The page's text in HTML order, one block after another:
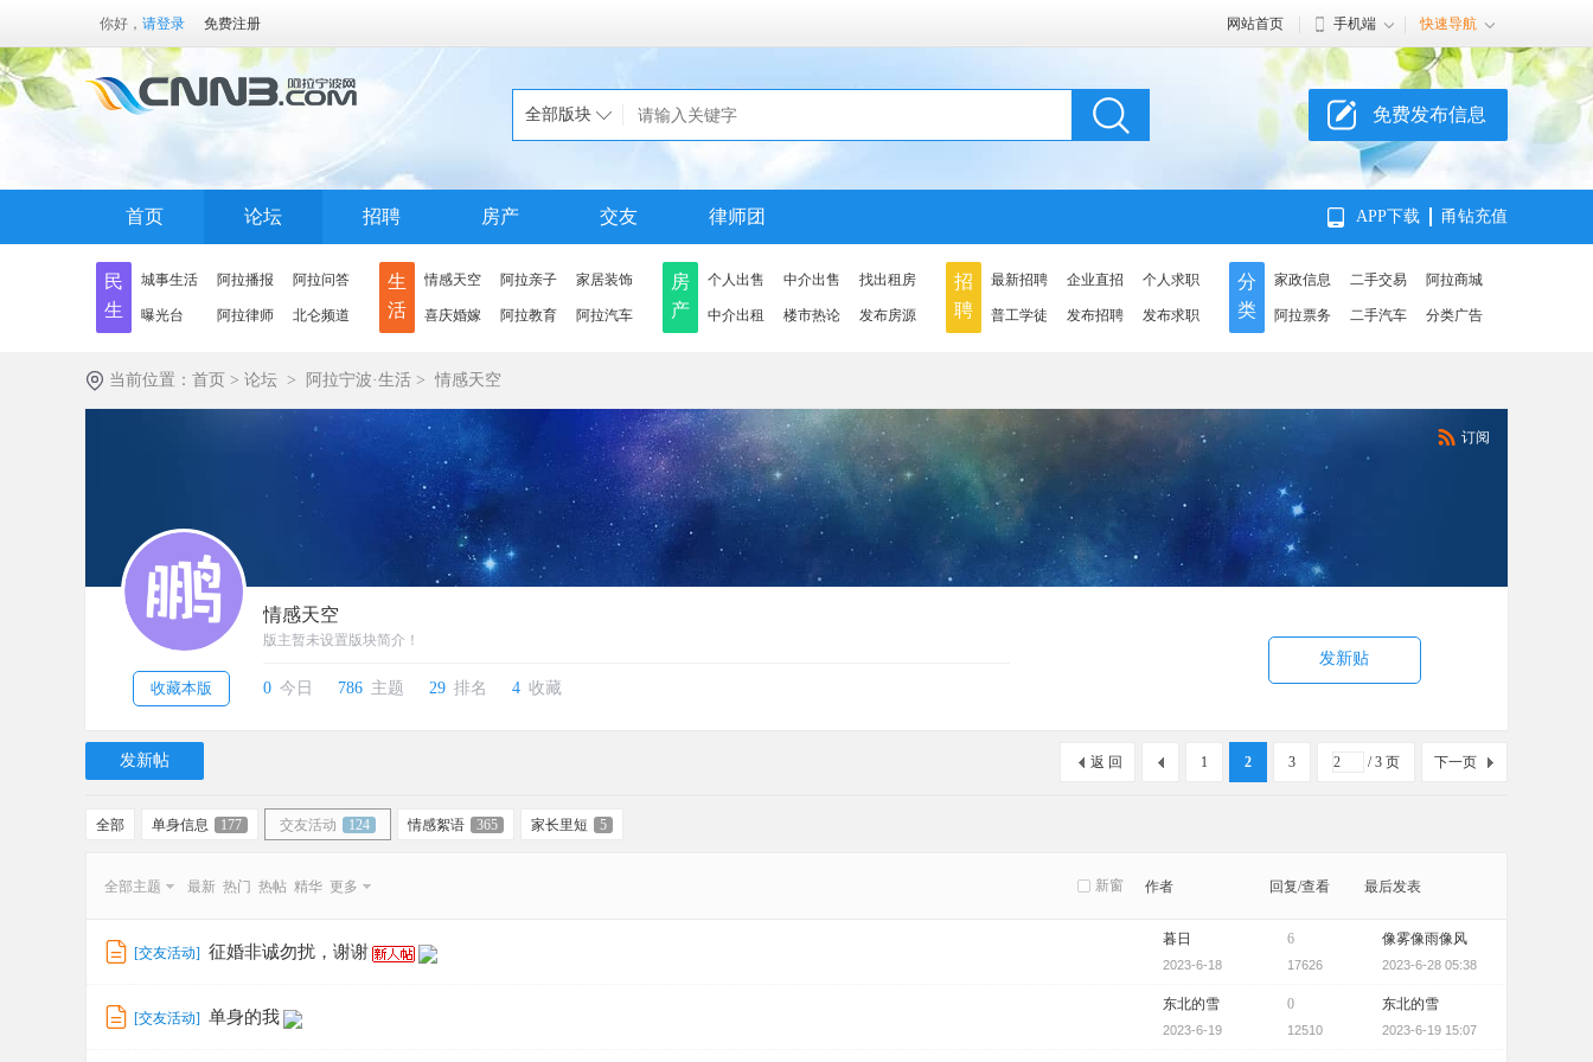
你好， 请登录 免费注册 网站首页 手机端 快速导航
全部版块 免费发布信息
首页 论坛 招聘 房产 交友 律师团 APP下载 甬钻充值
民
生
城事生活 阿拉播报 阿拉问答
曝光台 阿拉律师 北仑频道
生
活
情感天空 阿拉亲子 家居装饰
喜庆婚嫁 阿拉教育 阿拉汽车
房
产
个人出售 中介出售 找出租房
中介出租 楼市热论 发布房源
招
聘
最新招聘 企业直招 个人求职
普工学徒 发布招聘 发布求职
分
类
家政信息 二手交易 阿拉商城
阿拉票务 二手汽车 分类广告
当前位置： 首页 > 论坛 > 阿拉宁波·生活 >情感天空
订阅
收藏本版
情感天空
版主暂未设置版块简介！
0 今日 786 主题 29 排名 4 收藏
发新贴
1 2 3 / 3 页 下一页
返 回
发新帖
全部 单身信息 177 交友活动 124 情感絮语 365 家长里短 5
新窗
全部主题 最新 热门 热帖 精华 更多 作者 回复/查看 最后发表
[交友活动] 征婚非诚勿扰，谢谢
暮日
2023-6-18
6
17626
像雾像雨像风
2023-6-28 05:38
[交友活动] 单身的我
东北的雪
2023-6-19
0
12510
东北的雪
2023-6-19 15:07